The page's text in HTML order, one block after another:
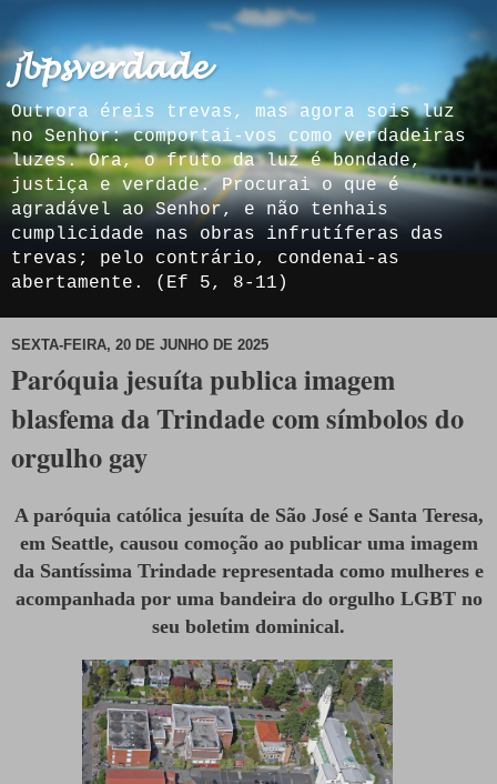
𝓳𝓫𝓹𝓼𝓿𝓮𝓻𝓭𝓪𝓭𝓮
Outrora éreis trevas, mas agora sois luz
no Senhor: comportai-vos como verdadeiras
luzes. Ora, o fruto da luz é bondade,
justiça e verdade. Procurai o que é
agradável ao Senhor, e não tenhais
cumplicidade nas obras infrutíferas das
trevas; pelo contrário, condenai-as
abertamente. (Ef 5, 8-11)
SEXTA-FEIRA, 20 DE JUNHO DE 2025
Paróquia jesuíta publica imagem
blasfema da Trindade com símbolos do
orgulho gay
A paróquia católica jesuíta de São José e Santa Teresa,
em Seattle, causou comoção ao publicar uma imagem
da Santíssima Trindade representada como mulheres e
acompanhada por uma bandeira do orgulho LGBT no
seu boletim dominical.